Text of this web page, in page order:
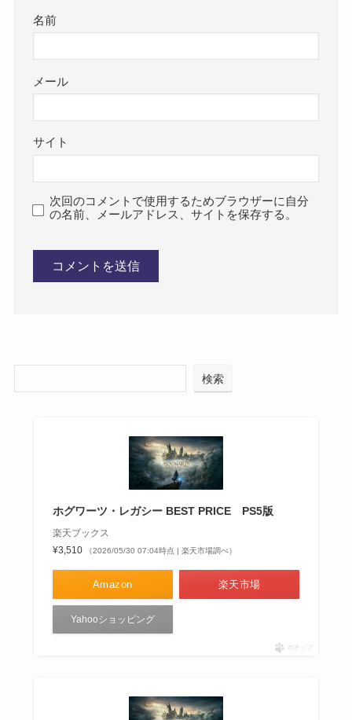
名前
メール
サイト
次回のコメントで使用するためブラウザーに自分
の名前、メールアドレス、サイトを保存する。
検索
ホグワーツ・レガシー BEST PRICE PS5版
楽天ブックス
¥3,510
（2026/05/30 07:04時点 | 楽天市場調べ）
Amazon 楽天市場
Yahooショッピング
ポチップ